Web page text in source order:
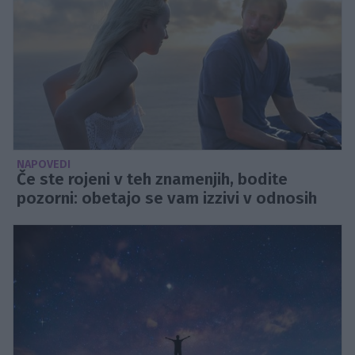
NAPOVEDI
Če ste rojeni v teh znamenjih, bodite
pozorni: obetajo se vam izzivi v odnosih